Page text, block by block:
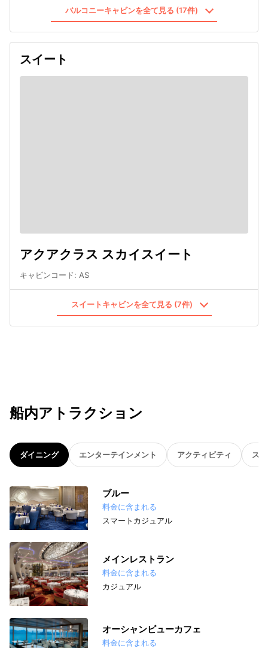
バルコニーキャビンを全て見る (17件)
スイート
アクアクラス スカイスイート
キャビンコード: AS
スイートキャビンを全て見る (7件)
船内アトラクション
ダイニング エンターテインメント アクティビティ ス
ブルー
料金に含まれる
スマートカジュアル
メインレストラン
料金に含まれる
カジュアル
オーシャンビューカフェ
料金に含まれる